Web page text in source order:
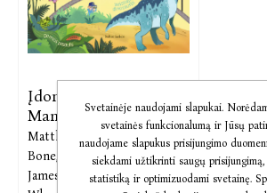
Įdomusis pasaulis.
Mano pirmoji
Matthew Oldham,
Emily
Bone,
Alex Frith,Alice
James,
Minna Lacey, Abigail
Svetainėje naudojami slapukai.
svetainės funkcionalumą ir Jūsų
naudojame slapukus prisijungimo
siekdami užtikrinti saugų
statistiką ir optimizuodami svetainę.